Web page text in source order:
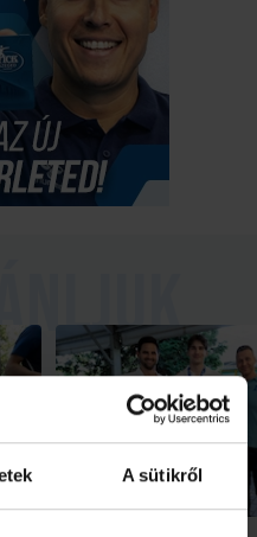
A sütikről